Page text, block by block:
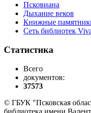
Псковиана
Дыхание веков
Книжные
Сеть библиотек
Статистика
Всего
документов:
37573
© ГБУК "Псковская
библиотека имени